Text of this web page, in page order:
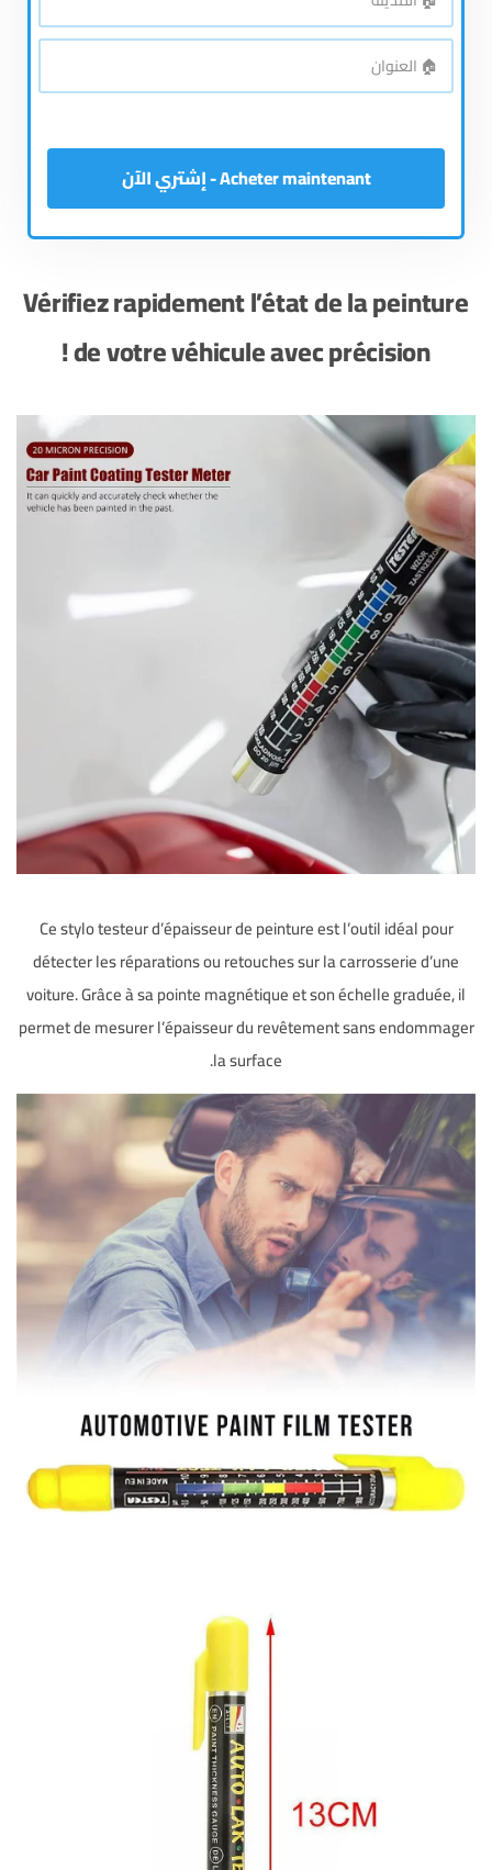
المدينة*
🏠
العنوان*
Acheter maintenant - إشتري الآن
Vérifiez rapidement l’état de la peinture
de votre véhicule avec précision !
Ce stylo testeur d’épaisseur de peinture est l’outil idéal pour
détecter les réparations ou retouches sur la carrosserie d’une
voiture. Grâce à sa pointe magnétique et son échelle graduée, il
permet de mesurer l’épaisseur du revêtement sans endommager
la surface.